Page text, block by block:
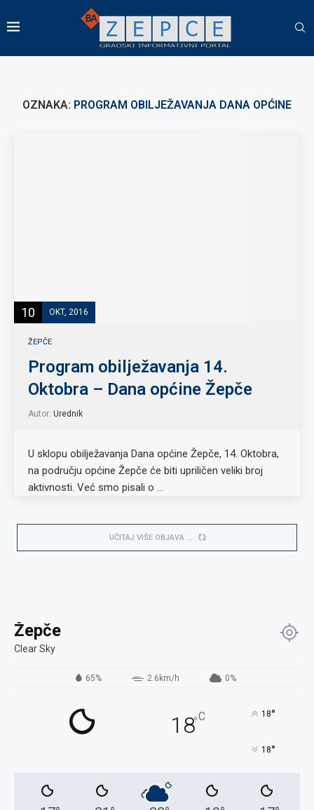
OZNAKA: PROGRAM OBILJEŽAVANJA DANA OPĆINE
10 OKT, 2016
ŽEPČE
Program obilježavanja 14.
Oktobra – Dana općine Žepče
Autor: Urednik
U sklopu obilježavanja Dana općine Žepče, 14. Oktobra,
na području općine Žepče će biti upriličen veliki broj
aktivnosti. Već smo pisali o …
UČITAJ VIŠE OBJAVA
Žepče
Clear Sky
65% 2.6km/h 0%
18°C 18°
18°